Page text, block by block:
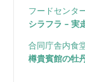
フードセンタ
シラフラ – 実
合同庁舎内食
樽貴賓館の牡